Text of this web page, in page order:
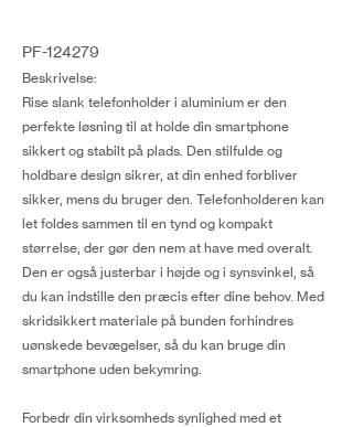
PF-124279
Beskrivelse:
Rise slank telefonholder i aluminium er den
perfekte løsning til at holde din smartphone
sikkert og stabilt på plads. Den stilfulde og
holdbare design sikrer, at din enhed forbliver
sikker, mens du bruger den. Telefonholderen kan
let foldes sammen til en tynd og kompakt
størrelse, der gør den nem at have med overalt.
Den er også justerbar i højde og i synsvinkel, så
du kan indstille den præcis efter dine behov. Med
skridsikkert materiale på bunden forhindres
uønskede bevægelser, så du kan bruge din
smartphone uden bekymring.
Forbedr din virksomheds synlighed med et